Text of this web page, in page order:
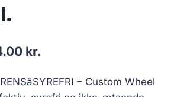
kr.
pris
– Custom Wheel